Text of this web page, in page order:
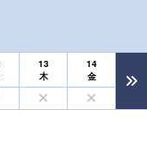
13
木
14
金